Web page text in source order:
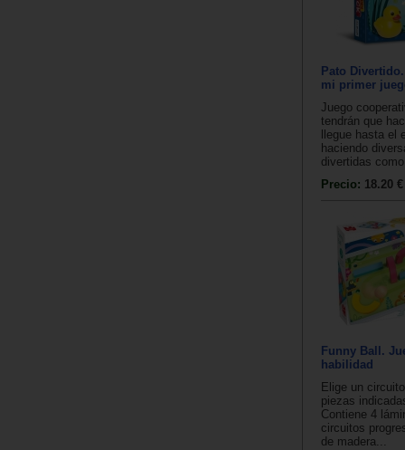
Pato
mi primer
Juego
tendrán que
llegue hasta el
haciendo
divertidas
Precio: 18.20 €
Funny Ball.
habilidad
Elige un
piezas
Contiene 4
circuitos
de madera...